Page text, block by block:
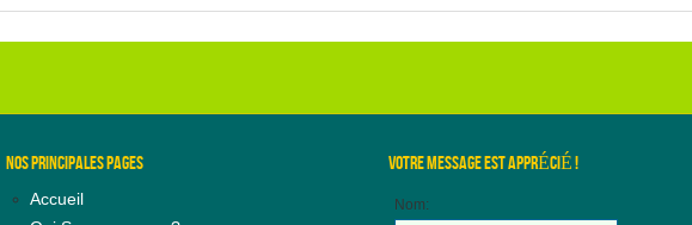
NOS PRINCIPALES PAGES
Accueil
VOTRE MESSAGE EST APPRÉCIÉ !
Nom: